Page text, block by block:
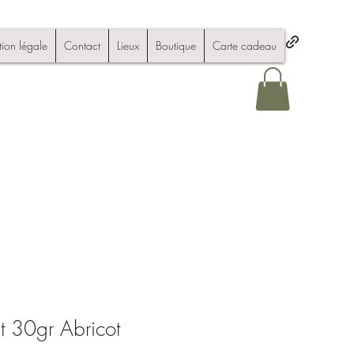
légale Contact Lieux Boutique Carte cadeau
30gr Abricot